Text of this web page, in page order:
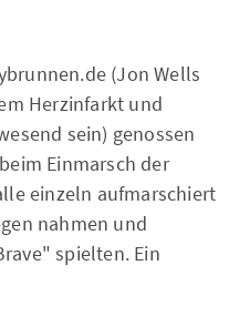
(Jon Wells
Herzinfarkt und
sein) genossen
Einmarsch der
einzeln aufmarschiert
nahmen und
spielten. Ein